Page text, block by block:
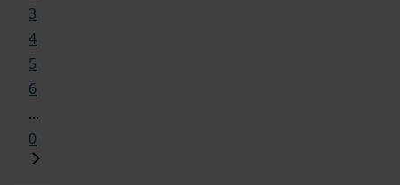
3
4
5
6
...
0